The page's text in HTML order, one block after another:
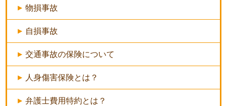
物損事故
自損事故
交通事故の保険について
人身傷害保険とは？
弁護士費用特約とは？